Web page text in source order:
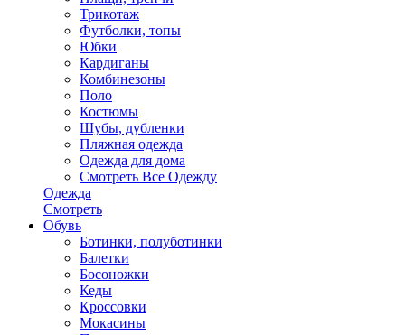
Трикотаж
Футболки, топы
Юбки
Кардиганы
Комбинезоны
Поло
Костюмы
Шубы, дубленки
Пляжная одежда
Одежда для дома
Смотреть Все Одежду
Одежда
Смотреть
Обувь
Ботинки, полуботинки
Балетки
Босоножки
Кеды
Кроссовки
Мокасины